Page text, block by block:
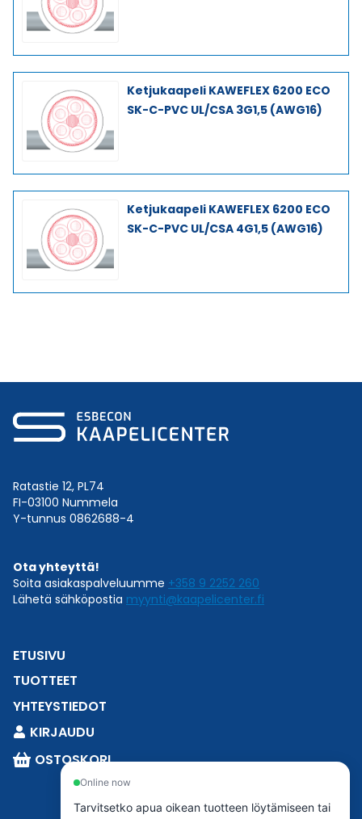
Ketjukaapeli KAWEFLEX 6200 ECO
SK-C-PVC UL/CSA 3G1,5 (AWG16)
Ketjukaapeli KAWEFLEX 6200 ECO
SK-C-PVC UL/CSA 4G1,5 (AWG16)
Ratastie 12, PL74
FI-03100 Nummela
Y-tunnus 0862688-4
Ota yhteyttä!
Soita asiakaspalveluumme +358 9 2252 260
Lähetä sähköpostia myynti@kaapelicenter.fi
ETUSIVU
TUOTTEET
YHTEYSTIEDOT
KIRJAUDU
OSTOSKORI
Online now
Tarvitsetko apua oikean tuotteen löytämiseen tai